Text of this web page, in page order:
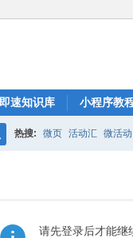
即速知识库 小程序教
热搜: 微页 活动汇 微活动
请先登录后才能继